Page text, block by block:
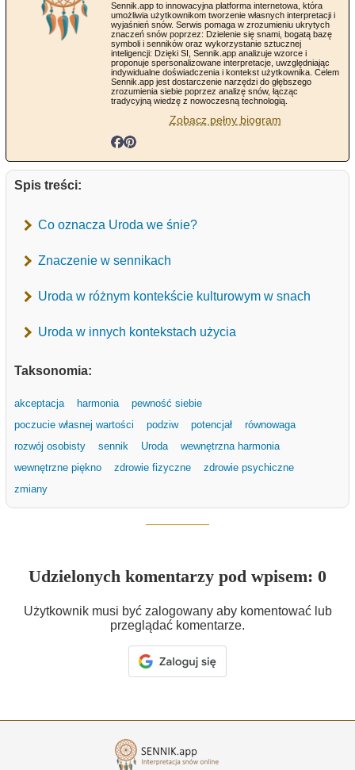
Sennik.app to innowacyjna platforma internetowa, która
umożliwia użytkownikom tworzenie własnych interpretacji i
wyjaśnień snów. Serwis pomaga w zrozumieniu ukrytych
znaczeń snów poprzez: Dzielenie się snami, bogatą bazę
symboli i senników oraz wykorzystanie sztucznej
inteligencji: Dzięki SI, Sennik.app analizuje wzorce i
proponuje spersonalizowane interpretacje, uwzględniając
indywidualne doświadczenia i kontekst użytkownika. Celem
Sennik.app jest dostarczenie narzędzi do głębszego
zrozumienia siebie poprzez analizę snów, łącząc
tradycyjną wiedzę z nowoczesną technologią.
Zobacz pełny biogram
Spis treści:
Co oznacza Uroda we śnie?
Znaczenie w sennikach
Uroda w różnym kontekście kulturowym w snach
Uroda w innych kontekstach użycia
Taksonomia:
akceptacja harmonia
pewność siebie
poczucie własnej wartości
podziw potencjał
równowaga
rozwój osobisty
sennik Uroda
wewnętrzna harmonia
wewnętrzne piękno
zdrowie fizyczne
zdrowie psychiczne
zmiany
Udzielonych komentarzy pod wpisem: 0
Użytkownik musi być zalogowany aby komentować lub
przeglądać komentarze.